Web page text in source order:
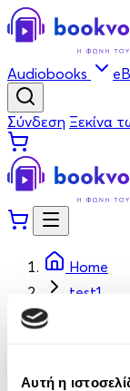
Αυτή η
Audiobooks
Σύνδεση Ξεκίνα
Home
test1
test1